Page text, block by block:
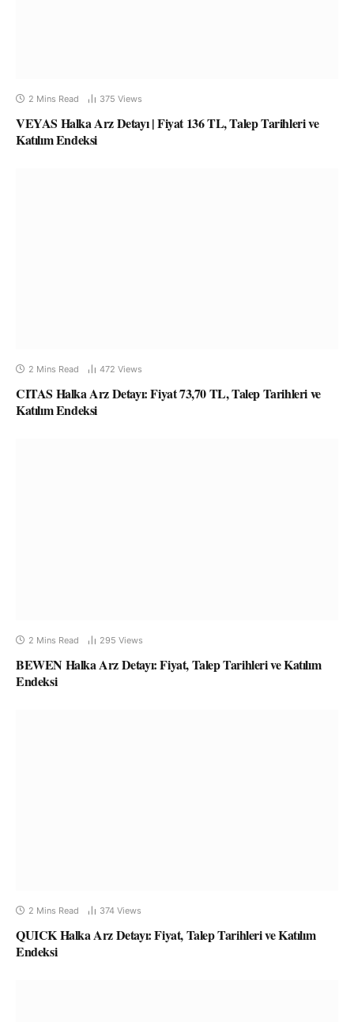
2 Mins Read 375 Views
VEYAS Halka Arz Detayı | Fiyat 136 TL, Talep Tarihleri ve
Katılım Endeksi
2 Mins Read 472 Views
CITAS Halka Arz Detayı: Fiyat 73,70 TL, Talep Tarihleri ve
Katılım Endeksi
2 Mins Read 295 Views
BEWEN Halka Arz Detayı: Fiyat, Talep Tarihleri ve Katılım
Endeksi
2 Mins Read 374 Views
QUICK Halka Arz Detayı: Fiyat, Talep Tarihleri ve Katılım
Endeksi